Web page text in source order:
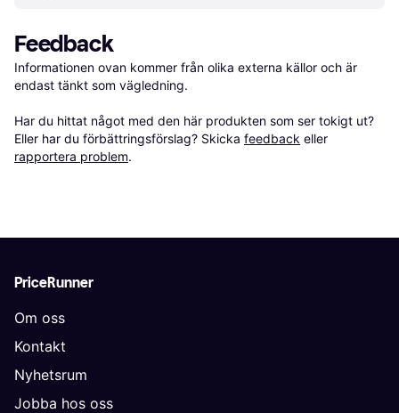
Feedback
Informationen ovan kommer från olika externa källor och är
endast tänkt som vägledning.
Har du hittat något med den här produkten som ser tokigt ut?
Eller har du förbättringsförslag? Skicka feedback eller
rapportera problem.
PriceRunner
Om oss
Kontakt
Nyhetsrum
Jobba hos oss